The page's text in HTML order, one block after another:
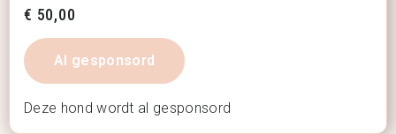
€ 50,00
Al gesponsord
Deze hond wordt al gesponsord